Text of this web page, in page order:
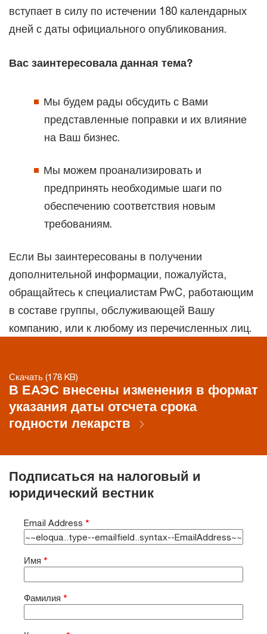
вступает в силу по истечении 180 календарных
дней с даты официального опубликования.
Вас заинтересовала данная тема?
Мы будем рады обсудить с Вами
представленные поправки и их влияние
на Ваш бизнес.
Мы можем проанализировать и
предпринять необходимые шаги по
обеспечению соответствия новым
требованиям.
Если Вы заинтересованы в получении
дополнительной информации, пожалуйста,
обращайтесь к специалистам PwC, работающим
в составе группы, обслуживающей Вашу
компанию, или к любому из перечисленных лиц.
Скачать (178 KB)
В ЕАЭС внесены изменения в формат
указания даты отсчета срока
годности лекарств
Подписаться на налоговый и
юридический вестник
Email Address *
Имя *
Фамилия *